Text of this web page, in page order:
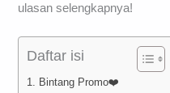
ulasan selengkapnya!
Daftar isi
1. Bintang Promo❤️